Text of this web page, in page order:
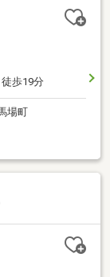
歩19分
場町